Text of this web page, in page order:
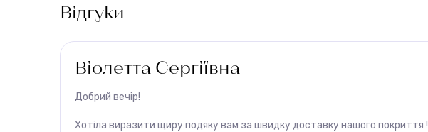
Відгуки
Віолетта Сергіївна
Добрий вечір!
Хотіла виразити щиру подяку вам за швидку доставку нашого покриття !